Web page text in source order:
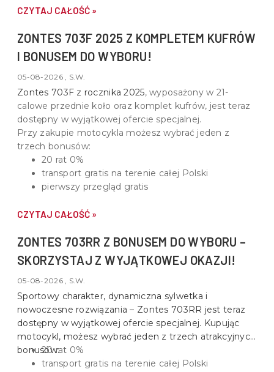
do motoryzacji.
CZYTAJ CAŁOŚĆ »
ZONTES 703F 2025 Z KOMPLETEM KUFRÓW
I BONUSEM DO WYBORU!
05-08-2026 , S.W.
Zontes 703F z rocznika 2025, wyposażony w 21-
calowe przednie koło oraz komplet kufrów, jest teraz
dostępny w wyjątkowej ofercie specjalnej.
Przy zakupie motocykla możesz wybrać jeden z
trzech bonusów:
20 rat 0%
transport gratis na terenie całej Polski
pierwszy przegląd gratis
CZYTAJ CAŁOŚĆ »
ZONTES 703RR Z BONUSEM DO WYBORU –
SKORZYSTAJ Z WYJĄTKOWEJ OKAZJI!
05-08-2026 , S.W.
Sportowy charakter, dynamiczna sylwetka i
nowoczesne rozwiązania – Zontes 703RR jest teraz
dostępny w wyjątkowej ofercie specjalnej. Kupując
motocykl, możesz wybrać jeden z trzech atrakcyjnych
bonusów:20 rat 0%
transport gratis na terenie całej Polski